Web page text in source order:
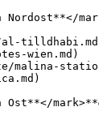
wien.md)